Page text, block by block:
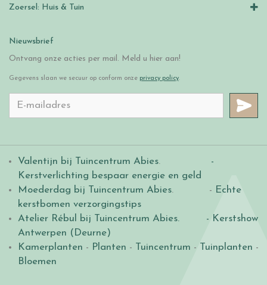
Zoersel: Huis & Tuin
Nieuwsbrief
Ontvang onze acties per mail. Meld u hier aan!
Gegevens slaan we secuur op conform onze privacy policy.
Valentijn bij Tuincentrum Abies.
-
Kerstverlichting bespaar energie en geld
Moederdag bij Tuincentrum Abies. - Echte
kerstbomen verzorgingstips
Atelier Rébul bij Tuincentrum Abies.
- Kerstshow
Antwerpen (Deurne)
Kamerplanten - Planten - Tuincentrum - Tuinplanten -
Bloemen